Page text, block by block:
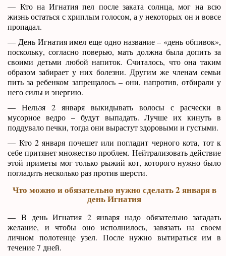
— Кто на Игнатия пел после заката солнца, мог на всю
жизнь остаться с хриплым голосом, а у некоторых он и вовсе
пропадал.
— День Игнатия имел еще одно название – «день обпивок»,
поскольку, согласно поверью, мать должна была допить за
своими детьми любой напиток. Считалось, что она таким
образом забирает у них болезни. Другим же членам семьи
пить за ребенком запрещалось – они, напротив, отбирали у
него силы и энергию.
— Нельзя 2 января выкидывать волосы с расчески в
мусорное ведро – будут выпадать. Лучше их кинуть в
поддувало печки, тогда они вырастут здоровыми и густыми.
— Кто 2 января почешет или погладит черного кота, тот к
себе притянет множество проблем. Нейтрализовать действие
этой приметы мог только рыжий кот, которого нужно было
погладить несколько раз против шерсти.
Что можно и обязательно нужно сделать 2 января в
день Игнатия
— В день Игнатия 2 января надо обязательно загадать
желание, и чтобы оно исполнилось, завязать на своем
личном полотенце узел. После нужно вытираться им в
течение 7 дней.